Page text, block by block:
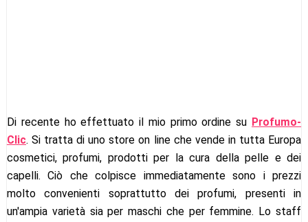
Di recente ho effettuato il mio primo ordine su Profumo-
Clic. Si tratta di uno store on line che vende in tutta Europa
cosmetici, profumi, prodotti per la cura della pelle e dei
capelli. Ciò che colpisce immediatamente sono i prezzi
molto convenienti soprattutto dei profumi, presenti in
un'ampia varietà sia per maschi che per femmine. Lo staff